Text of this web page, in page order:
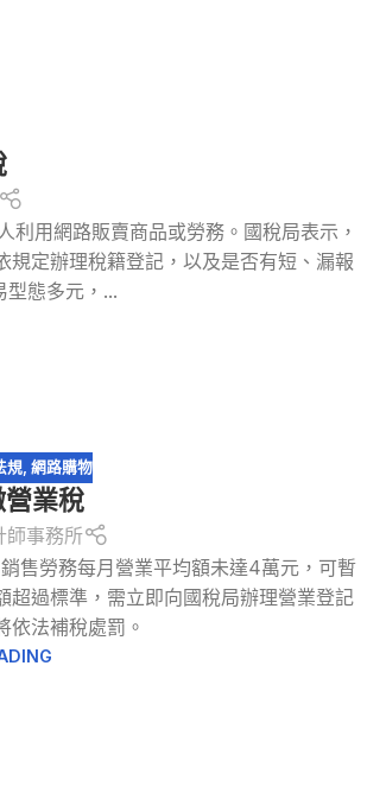
用網路販賣商品或勞務。國稅局表示，
定辦理稅籍登記，以及是否有短、漏報
態多元，...
規, 網路購物
營業稅
師事務所
售勞務每月營業平均額未達4萬元，可暫
超過標準，需立即向國稅局辦理營業登記
依法補稅處罰。